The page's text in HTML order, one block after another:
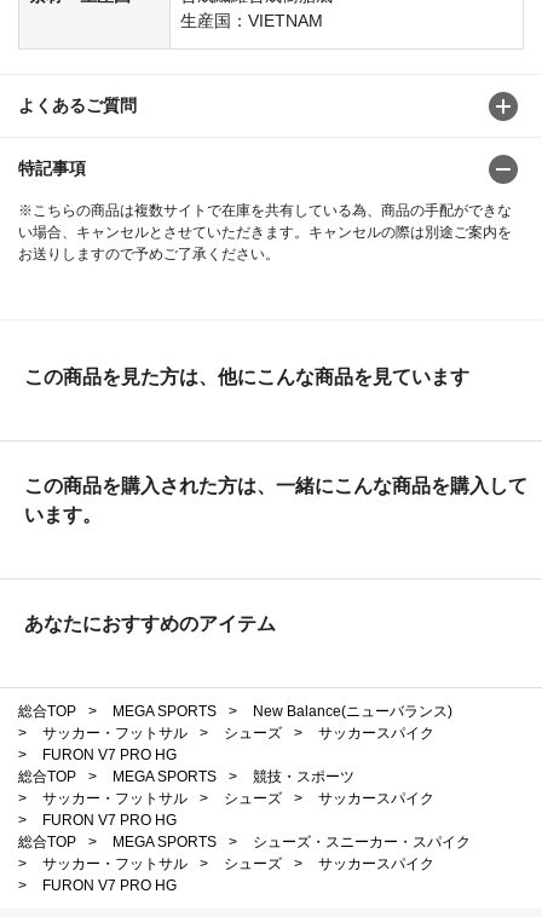
生産国：VIETNAM
よくあるご質問
特記事項
※こちらの商品は複数サイトで在庫を共有している為、商品の手配ができな
い場合、キャンセルとさせていただきます。キャンセルの際は別途ご案内を
お送りしますので予めご了承ください。
この商品を見た方は、他にこんな商品を見ています
この商品を購入された方は、一緒にこんな商品を購入して
います。
あなたにおすすめのアイテム
総合TOP > MEGA SPORTS >
New Balance(ニューバランス)
>
サッカー・フットサル > シューズ >
サッカースパイク
>
FURON V7 PRO HG
総合TOP
> MEGA SPORTS >
競技・スポーツ
>
サッカー・フットサル > シューズ >
サッカースパイク
>
FURON V7 PRO HG
総合TOP
> MEGA SPORTS >
シューズ・スニーカー・スパイク
>
サッカー・フットサル > シューズ >
サッカースパイク
>
FURON V7 PRO HG